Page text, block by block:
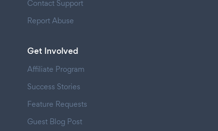
Contact Support
Report Abuse
Get Involved
Affiliate Program
Success Stories
Feature Requests
Guest Blog Post